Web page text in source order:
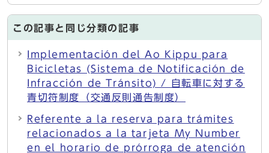
この記事と同じ分類の記事
Implementación del Ao Kippu para
Bicicletas (Sistema de Notificación de
Infracción de Tránsito) / 自転車に対する
青切符制度（交通反則通告制度）
Referente a la reserva para trámites
relacionados a la tarjeta My Number
en el horario de prórroga de atención